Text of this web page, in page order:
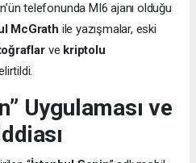
telefonunda MI6 ajanı olduğu
McGrath ile yazışmalar, eski
ve kriptolu
Uygulaması ve